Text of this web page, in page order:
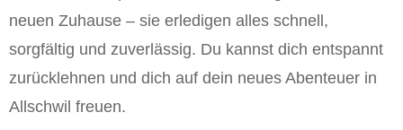
neuen Zuhause – sie erledigen alles schnell,
sorgfältig und zuverlässig. Du kannst dich entspannt
zurücklehnen und dich auf dein neues Abenteuer in
Allschwil freuen.